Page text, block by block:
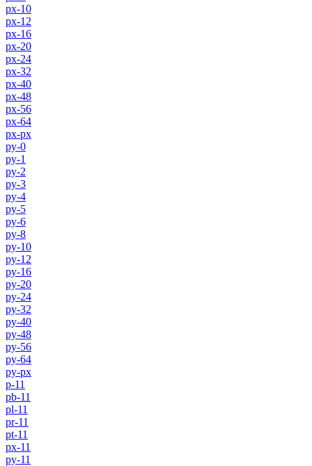
px-10
px-12
px-16
px-20
px-24
px-32
px-40
px-48
px-56
px-64
px-px
py-0
py-1
py-2
py-3
py-4
py-5
py-6
py-8
py-10
py-12
py-16
py-20
py-24
py-32
py-40
py-48
py-56
py-64
py-px
p-11
pb-11
pl-11
pr-11
pt-11
px-11
py-11